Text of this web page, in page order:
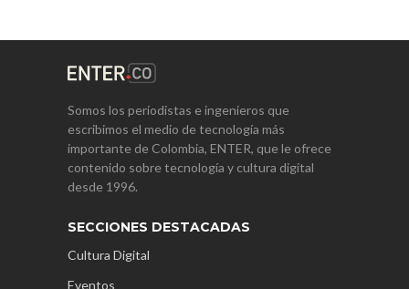
Somos los periodistas e ingenieros que
escribimos el medio de tecnología más
importante de Colombia, ENTER, que le ofrece
contenido sobre tecnología y cultura digital
desde 1996.
SECCIONES DESTACADAS
Cultura Digital
Eventos